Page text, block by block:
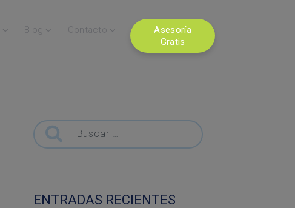
Blog Contacto
Asesoría
Gratis
Buscar
ENTRADAS RECIENTES